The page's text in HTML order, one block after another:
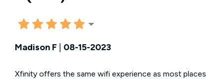
Madison F 08-15-2023
Xfinity offers the same wifi experience as most places